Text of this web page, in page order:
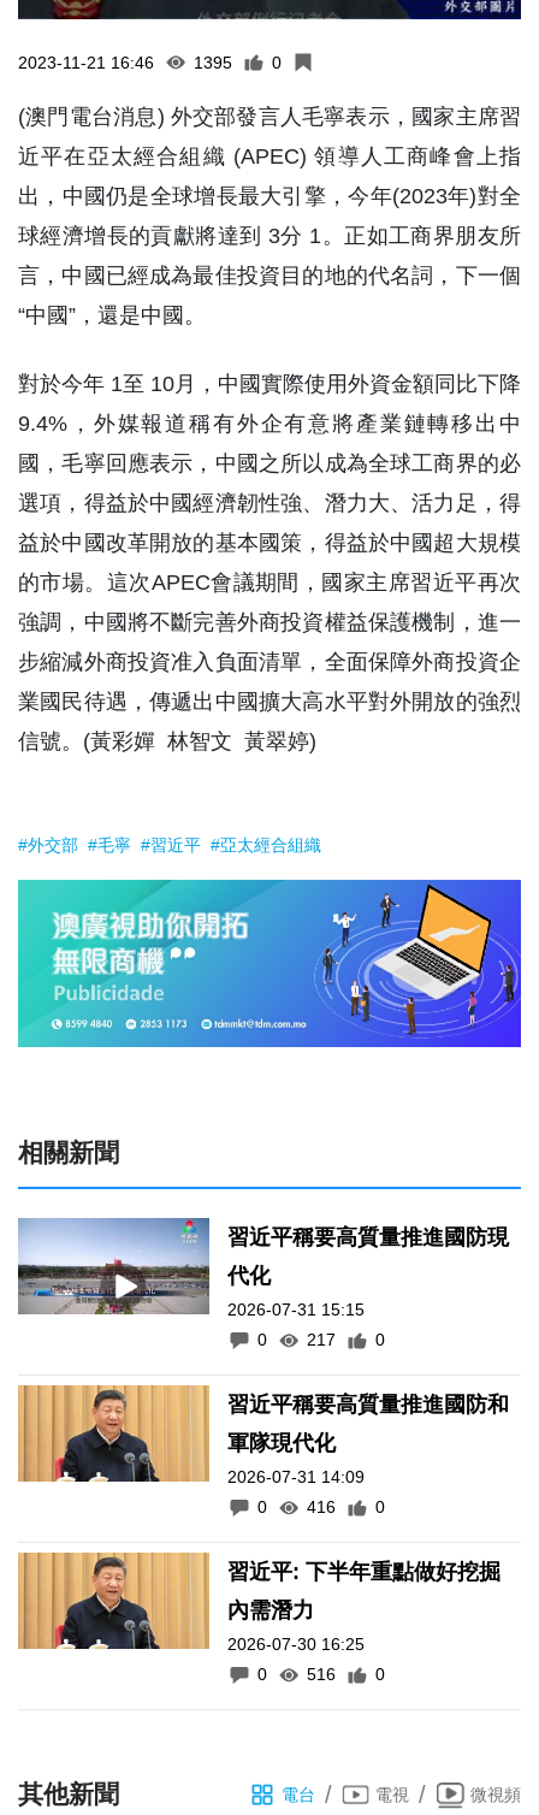
2023-11-21 16:46 1395 0
(澳門電台消息) 外交部發言人毛寧表示，國家主席習
近平在亞太經合組織 (APEC) 領導人工商峰會上指
出，中國仍是全球增長最大引擎，今年(2023年)對全
球經濟增長的貢獻將達到 3分 1。正如工商界朋友所
言，中國已經成為最佳投資目的地的代名詞，下一個
“中國”，還是中國。
對於今年 1至 10月，中國實際使用外資金額同比下降
9.4%，外媒報道稱有外企有意將產業鏈轉移出中
國，毛寧回應表示，中國之所以成為全球工商界的必
選項，得益於中國經濟韌性強、潛力大、活力足，得
益於中國改革開放的基本國策，得益於中國超大規模
的市場。這次APEC會議期間，國家主席習近平再次
強調，中國將不斷完善外商投資權益保護機制，進一
步縮減外商投資准入負面清單，全面保障外商投資企
業國民待遇，傳遞出中國擴大高水平對外開放的強烈
信號。(黃彩嬋 林智文 黃翠婷)
#外交部 #毛寧 #習近平 #亞太經合組織
相關新聞
習近平稱要高質量推進國防現
代化
2026-07-31 15:15
0
217 0
習近平稱要高質量推進國防和
軍隊現代化
2026-07-31 14:09
0
416 0
習近平: 下半年重點做好挖掘
內需潛力
2026-07-30 16:25
0
516 0
其他新聞 電台 / 電視 / 微視頻